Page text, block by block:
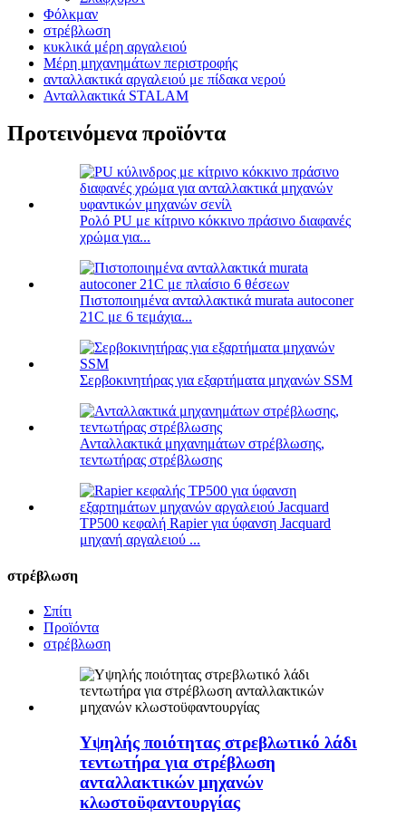
Φόλκμαν
στρέβλωση
κυκλικά μέρη αργαλειού
Μέρη μηχανημάτων περιστροφής
ανταλλακτικά αργαλειού με πίδακα νερού
Ανταλλακτικά STALAM
Προτεινόμενα προϊόντα
Ρολό PU με κίτρινο κόκκινο πράσινο διαφανές
χρώμα για...
Πιστοποιημένα ανταλλακτικά murata autoconer
21C με 6 τεμάχια...
Σερβοκινητήρας για εξαρτήματα μηχανών SSM
Ανταλλακτικά μηχανημάτων στρέβλωσης,
τεντωτήρας στρέβλωσης
TP500 κεφαλή Rapier για ύφανση Jacquard
μηχανή αργαλειού ...
στρέβλωση
Σπίτι
Προϊόντα
στρέβλωση
Υψηλής ποιότητας στρεβλωτικό λάδι
τεντωτήρα για στρέβλωση
ανταλλακτικών μηχανών
κλωστοϋφαντουργίας